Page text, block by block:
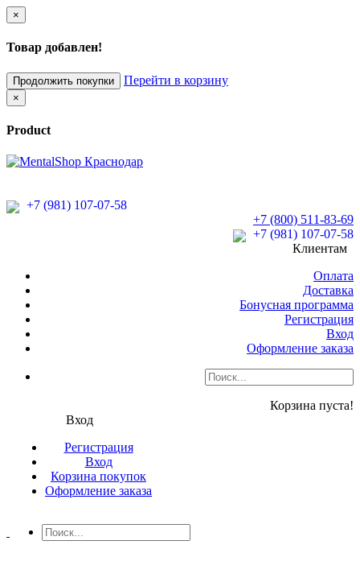
×
Товар добавлен!
Продолжить покупки Перейти в корзину
×
Product
+7 (981) 107-07-58
+7 (800) 511-83-69
+7 (981) 107-07-58
Клиентам
Оплата
Доставка
Бонусная программа
Регистрация
Вход
Оформление заказа
Корзина пуста!
Вход
Регистрация
Вход
Корзина покупок
Оформление заказа